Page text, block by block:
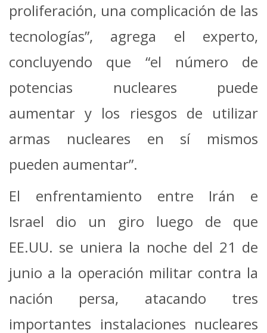
proliferación, una complicación de las
tecnologías”, agrega el experto,
concluyendo que “el número de
potencias nucleares puede
aumentar y los riesgos de utilizar
armas nucleares en sí mismos
pueden aumentar”.
El enfrentamiento entre Irán e
Israel dio un giro luego de que
EE.UU. se uniera la noche del 21 de
junio a la operación militar contra la
nación persa, atacando tres
importantes instalaciones nucleares